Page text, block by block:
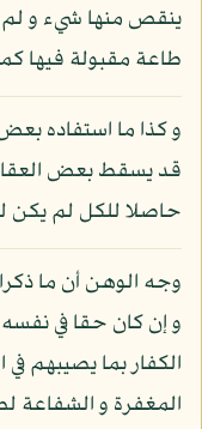
ينقص منها شيء و لم
طاعة مقبولة فيها
و كذا ما استفاده بعض
قد يسقط بعض
حاصلا للكل لم يكن
وجه الوهن أن ما
و إن كان حقا في
الكفار بما يصيبهم
المغفرة و الشفاعة